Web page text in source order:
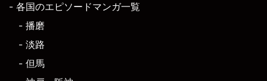
- 各国のエピソードマンガ一覧
- 播磨
- 淡路
- 但馬